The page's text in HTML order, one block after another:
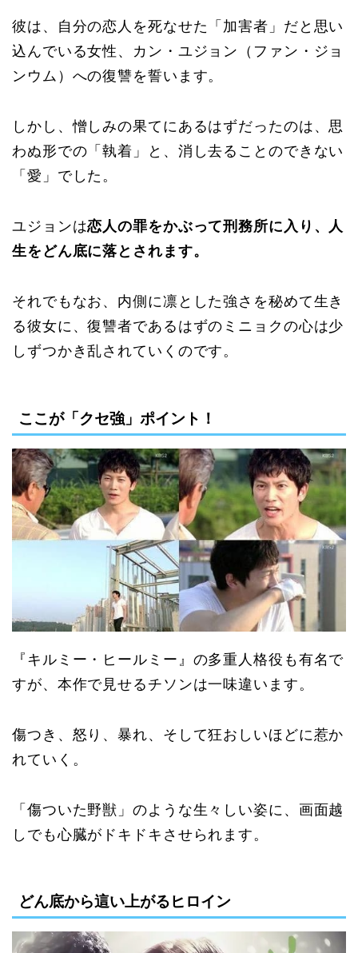
彼は、自分の恋人を死なせた「加害者」だと思い
込んでいる女性、カン・ユジョン（ファン・ジョ
ンウム）への復讐を誓います。
しかし、憎しみの果てにあるはずだったのは、思
わぬ形での「執着」と、消し去ることのできない
「愛」でした。
ユジョンは恋人の罪をかぶって刑務所に入り、人
生をどん底に落とされます。
それでもなお、内側に凛とした強さを秘めて生き
る彼女に、復讐者であるはずのミニョクの心は少
しずつかき乱されていくのです。
ここが「クセ強」ポイント！
『キルミー・ヒールミー』の多重人格役も有名で
すが、本作で見せるチソンは一味違います。
傷つき、怒り、暴れ、そして狂おしいほどに惹か
れていく。
「傷ついた野獣」のような生々しい姿に、画面越
しでも心臓がドキドキさせられます。
どん底から這い上がるヒロイン